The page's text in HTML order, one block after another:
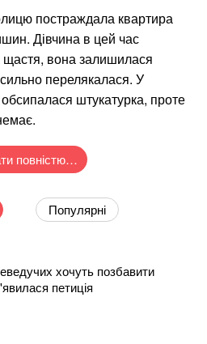
постраждала квартира
Дівчина в цей час
вона залишилася
перелякалася. У
штукатурка, проте
повністю…
Популярні
хочуть позбавити
петиція